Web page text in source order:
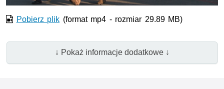
Pobierz plik (format mp4 - rozmiar 29.89 MB)
↓ Pokaż informacje dodatkowe ↓